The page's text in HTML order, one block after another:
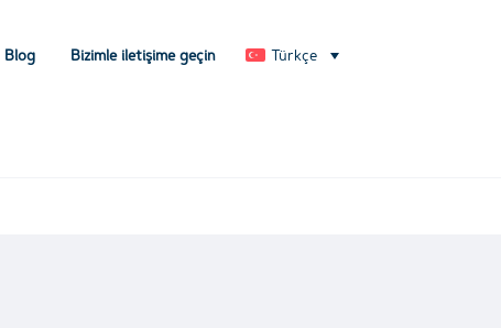
Blog Bizimle iletişime geçin Türkçe